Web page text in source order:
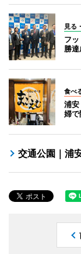
見る
フ
勝
食べ
浦安
婦で
交通公園｜浦